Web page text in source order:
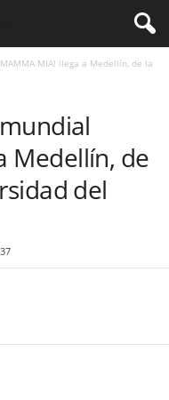
MIA! llega a Medellín, de la
Medellín, de
del